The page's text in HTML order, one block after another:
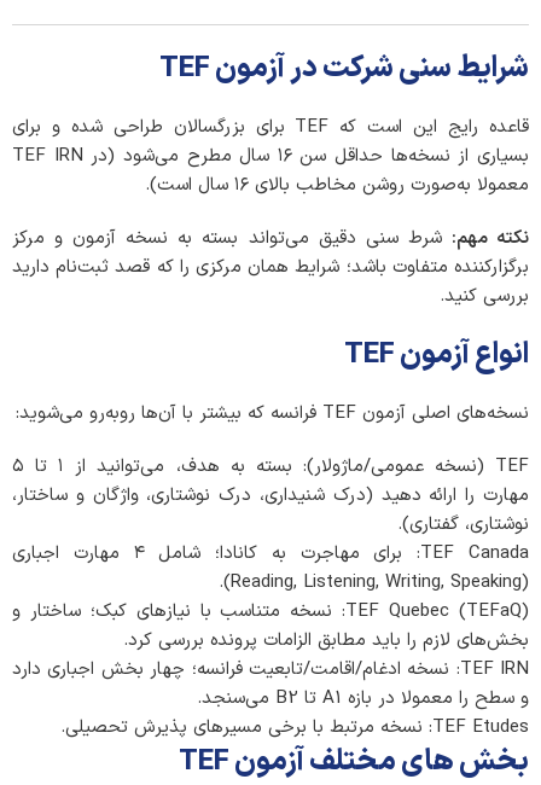
شرایط سنی شرکت در آزمون TEF
قاعده رایج این است که TEF برای بزرگسالان طراحی شده و برای
بسیاری از نسخه‌ها حداقل سن ۱۶ سال مطرح می‌شود (در TEF IRN
معمولا به‌صورت روشن مخاطب بالای ۱۶ سال است).
نکته مهم: شرط سنی دقیق می‌تواند بسته به نسخه آزمون و مرکز
برگزارکننده متفاوت باشد؛ شرایط همان مرکزی را که قصد ثبت‌نام دارید
بررسی کنید.
انواع آزمون TEF
نسخه‌های اصلی آزمون TEF فرانسه که بیشتر با آن‌ها روبه‌رو می‌شوید:
TEF (نسخه عمومی/ماژولار): بسته به هدف، می‌توانید از ۱ تا ۵
مهارت را ارائه دهید (درک شنیداری، درک نوشتاری، واژگان و ساختار،
نوشتاری، گفتاری).
TEF Canada: برای مهاجرت به کانادا؛ شامل ۴ مهارت اجباری
(Reading, Listening, Writing, Speaking).
TEF Quebec (TEFaQ): نسخه متناسب با نیازهای کبک؛ ساختار و
بخش‌های لازم را باید مطابق الزامات پرونده بررسی کرد.
TEF IRN: نسخه ادغام/اقامت/تابعیت فرانسه؛ چهار بخش اجباری دارد
و سطح را معمولا در بازه A1 تا B2 می‌سنجد.
TEF Etudes: نسخه مرتبط با برخی مسیرهای پذیرش تحصیلی.
بخش های مختلف آزمون TEF